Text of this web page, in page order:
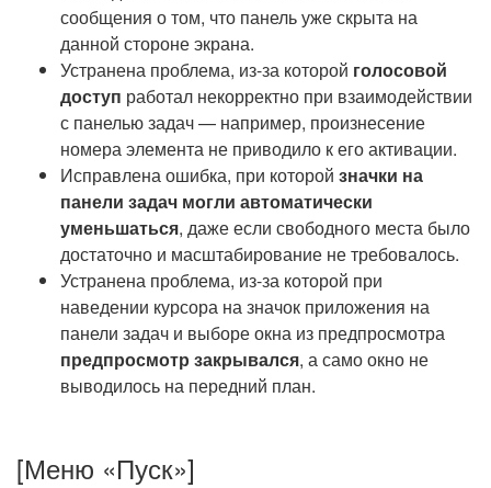
сообщения о том, что панель уже скрыта на
данной стороне экрана.
Устранена проблема, из-за которой голосовой
доступ работал некорректно при взаимодействии
с панелью задач — например, произнесение
номера элемента не приводило к его активации.
Исправлена ошибка, при которой значки на
панели задач могли автоматически
уменьшаться, даже если свободного места было
достаточно и масштабирование не требовалось.
Устранена проблема, из-за которой при
наведении курсора на значок приложения на
панели задач и выборе окна из предпросмотра
предпросмотр закрывался, а само окно не
выводилось на передний план.
[Меню «Пуск»]